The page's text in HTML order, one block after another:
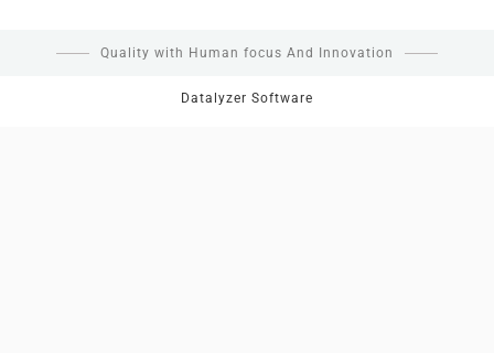
Quality with Human focus And Innovation
Datalyzer Software